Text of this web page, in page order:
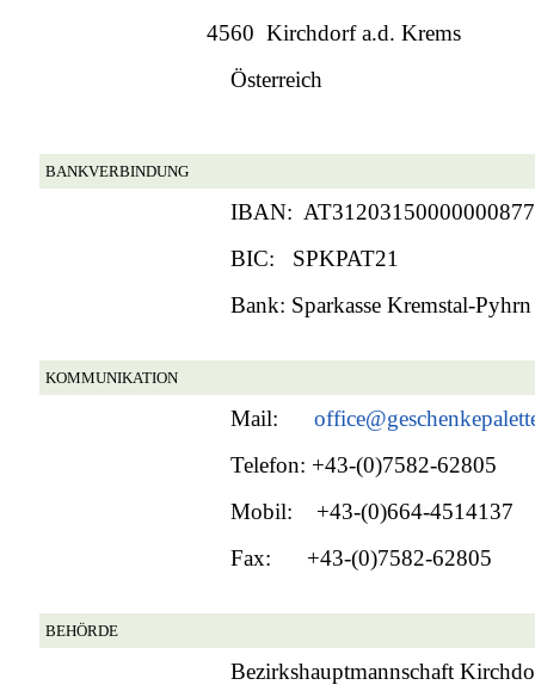
4560 Kirchdorf a.d. Krems
Österreich
BANKVERBINDUNG
IBAN:
BIC: SPKPAT21
Bank: Sparkasse Kremstal-
KOMMUNIKATION
Mail:
Telefon: +43-(0)7582-62805
Mobil: +43-(0)664-4514137
Fax: +43-(0)7582-62805
BEHÖRDE
Bezirkshauptmannschaft Kirchdorf